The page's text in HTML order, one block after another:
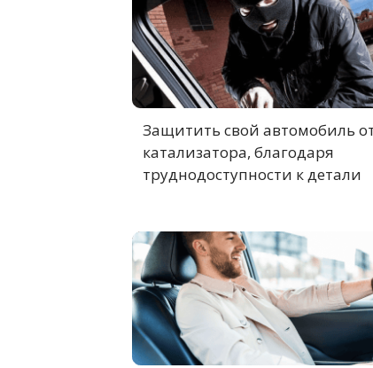
Защитить свой автомобиль
катализатора, благодаря
труднодоступности к детали